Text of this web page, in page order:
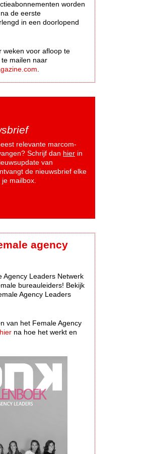
worden
de eerste
in een doorlopend
weken voor afloop te
mailen naar
relevante marcom-
Schrijf dan hier in
van
de nieuwsbrief elke
mailbox.
agency
Agency Leaders Netwerk
bureauleiders! Bekijk
Agency Leaders
van het Female Agency
hier na hoe het werkt en